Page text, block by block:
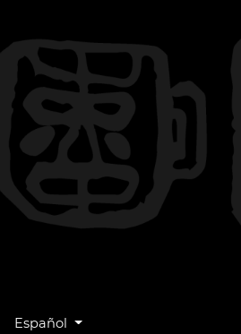
Cambiar el idioma. El idioma actual
Español